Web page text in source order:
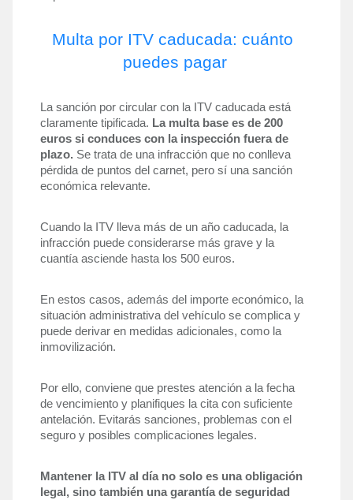
Multa por ITV caducada: cuánto
puedes pagar
La sanción por circular con la ITV caducada está
claramente tipificada. La multa base es de 200
euros si conduces con la inspección fuera de
plazo. Se trata de una infracción que no conlleva
pérdida de puntos del carnet, pero sí una sanción
económica relevante.
Cuando la ITV lleva más de un año caducada, la
infracción puede considerarse más grave y la
cuantía asciende hasta los 500 euros.
En estos casos, además del importe económico, la
situación administrativa del vehículo se complica y
puede derivar en medidas adicionales, como la
inmovilización.
Por ello, conviene que prestes atención a la fecha
de vencimiento y planifiques la cita con suficiente
antelación. Evitarás sanciones, problemas con el
seguro y posibles complicaciones legales.
Mantener la ITV al día no solo es una obligación
legal, sino también una garantía de seguridad